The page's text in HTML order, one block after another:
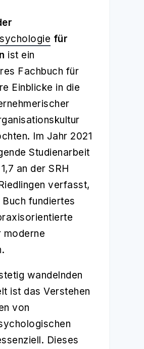
für
ist ein
Fachbuch für
Einblicke in die
Im Jahr 2021
Studienarbeit
an der SRH
verfasst,
fundiertes
moderne
wandelnden
ist das Verstehen
von
Dieses